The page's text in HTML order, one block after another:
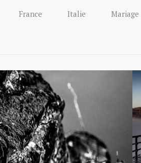
France Italie Mariage